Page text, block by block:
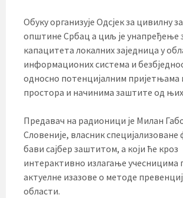
Обуку организује Одсјек за цивилну
општине Србац а циљ је унапређење
капацитета локалних заједница у
информационих система и
односно потенцијалним пријетњама
простора и начинима заштите од
Предавач на радионици је Милан
Словеније, власник специјализоване
бави сајбер заштитом, а који ће кроз
интерактивно излагање
актуелне изазове о методе
области.